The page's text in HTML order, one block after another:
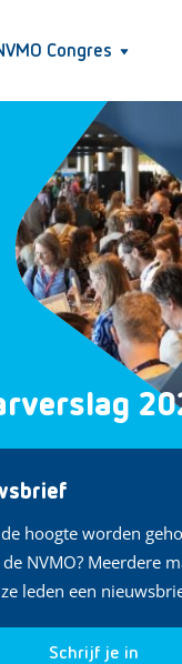
Congres
hoogte worden
NVMO? Meerdere
leden een
Schrijf je in